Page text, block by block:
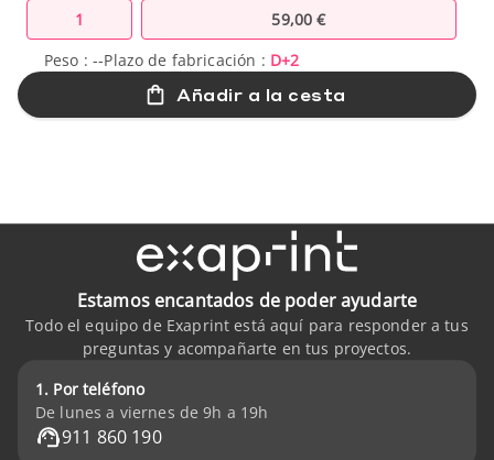
1
59,00 €
Peso :--Plazo de fabricación : D+2
Añadir a la cesta
Estamos encantados de poder ayudarte
Todo el equipo de Exaprint está aquí para responder a tus
preguntas y acompañarte en tus proyectos.
1. Por teléfono
De lunes a viernes de 9h a 19h
911 860 190